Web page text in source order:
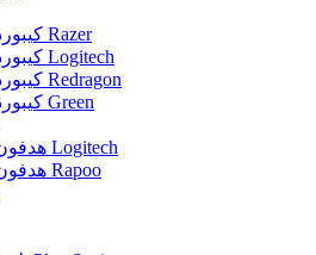
کیبورد گیمینگ Razer
کیبورد گیمینگ Logitech
کیبورد گیمینگ Redragon
کیبورد گیمینگ Green
هدفون گیمینگ Logitech
هدفون گیمینگ Rapoo